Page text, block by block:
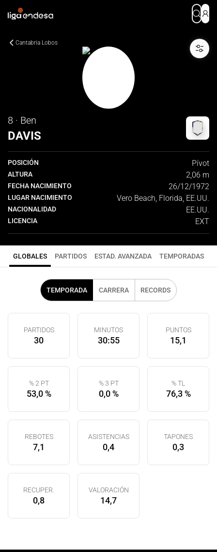
Cantabria Lobos
8 · Ben
DAVIS
POSICIÓN Pívot
ALTURA 2,06 m
FECHA NACIMIENTO 26/12/1972
LUGAR NACIMIENTO Vero Beach, Florida, EE.UU.
NACIONALIDAD EE.UU.
LICENCIA EXT
GLOBALES PARTIDOS ESTAD. AVANZADA TEMPORADAS
TEMPORADA CARRERA RECORDS
PARTIDOS
30
MINUTOS
30:55
PUNTOS
15,1
% 2 PT
53,0 %
% 3 PT
0,0 %
% TL
76,3 %
REBOTES
7,1
ASISTENCIAS
0,4
TAPONES
0,3
RECUPER.
0,8
VALORACIÓN
14,7